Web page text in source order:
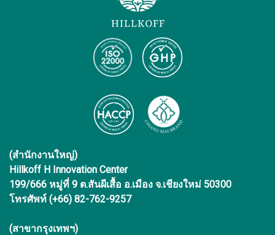
(สำนักงานใหญ่)
Hillkoff H Innovation Center
199/666 หมู่ที่ 9 ต.สันผีเสื้อ อ.เมือง จ.เชียงใหม่ 50300
โทรศัพท์ (+66) 82-762-9257
(สาขากรุงเทพฯ)